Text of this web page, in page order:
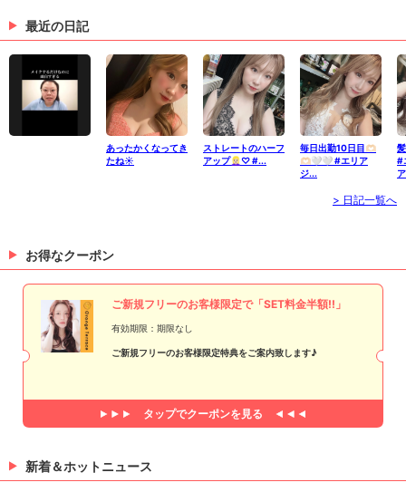
最近の日記
あったかくなってき
たね☀️
ストレートのハーフ
アップ👱🏻‍♀️♡ #...
毎日出勤10日目🫶🏻
🫶🏻🤍🤍 #エリア
ジ...
#
> 日記一覧へ
お得なクーポン
ご新規フリーのお客様限定で「SET料金半額!!」
有効期限：期限なし
ご新規フリーのお客様限定特典をご案内致します♪
タップでクーポンを見る
新着＆ホットニュース